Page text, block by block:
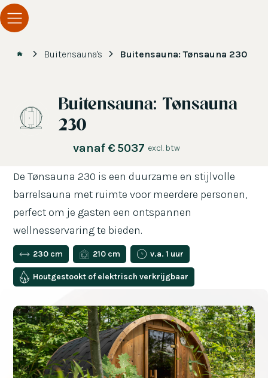
Buitensauna's Buitensauna: Tønsauna 230
Buitensauna: Tønsauna
230
vanaf € 5037 excl. btw
De Tønsauna 230 is een duurzame en stijlvolle
barrelsauna met ruimte voor meerdere personen,
perfect om je gasten een ontspannen
wellnesservaring te bieden.
230 cm 210 cm v.a. 1 uur
Houtgestookt of elektrisch verkrijgbaar